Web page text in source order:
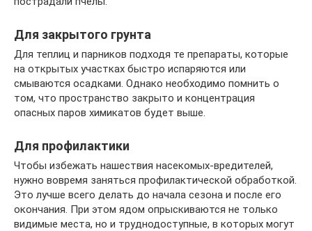
Для закрытого грунта
Для теплиц и парников подходя те препараты, которые
на открытых участках быстро испаряются или
смываются осадками. Однако необходимо помнить о
том, что пространство закрыто и концентрация
опасных паров химикатов будет выше.
Для профилактики
Чтобы избежать нашествия насекомых-вредителей,
нужно вовремя заняться профилактической обработкой.
Это лучше всего делать до начала сезона и после его
окончания. При этом ядом опрыскиваются не только
видимые места, но и труднодоступные, в которых могут